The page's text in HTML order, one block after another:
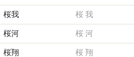
桜我 桜 我
桜河 桜 河
桜翔 桜 翔